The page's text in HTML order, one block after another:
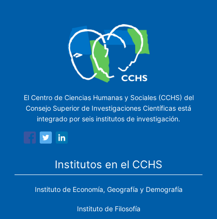
El Centro de Ciencias Humanas y Sociales (CCHS) del
Consejo Superior de Investigaciones Científicas está
integrado por seis institutos de investigación.
Institutos en el CCHS
Instituto de Economía, Geografía y Demografía
Instituto de Filosofía